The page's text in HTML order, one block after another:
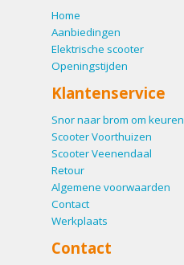
Home
Aanbiedingen
Elektrische scooter
Openingstijden
Klantenservice
Snor naar brom om keuren
Scooter Voorthuizen
Scooter Veenendaal
Retour
Algemene voorwaarden
Contact
Werkplaats
Contact